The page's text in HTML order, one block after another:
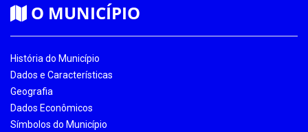
O MUNICÍPIO
História do Município
Dados e Características
Geografia
Dados Econômicos
Símbolos do Município